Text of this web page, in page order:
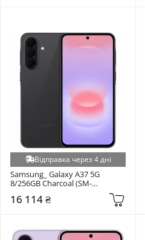
Відправка через 4 дні
Samsung_ Galaxy A37 5G
8/256GB Charcoal (SM-
16 114 ₴